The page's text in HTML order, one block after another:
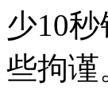
少10
些拘谨